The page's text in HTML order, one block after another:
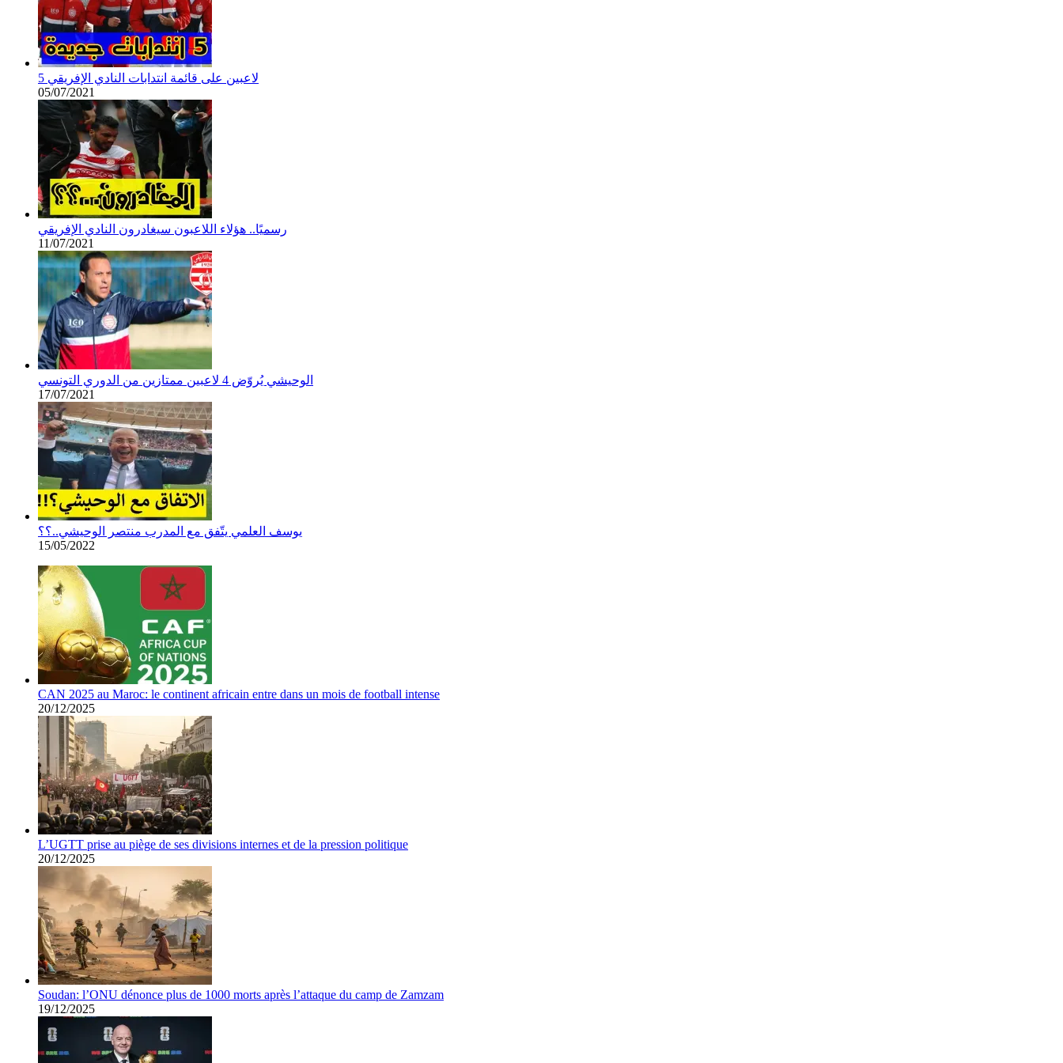
5 لاعبين على قائمة انتدابات النادي الإفريقي
05/07/2021
رسميًا.. هؤلاء اللاعبون سيغادرون النادي الإفريقي
11/07/2021
الوحيشي يُروّض 4 لاعبين ممتازين من الدوري التونسي
17/07/2021
يوسف العلمي يتّفق مع المدرب منتصر الوحيشي..؟؟
15/05/2022
CAN 2025 au Maroc: le continent africain entre dans un mois de football intense
20/12/2025
L’UGTT prise au piège de ses divisions internes et de la pression politique
20/12/2025
Soudan: l’ONU dénonce plus de 1000 morts après l’attaque du camp de Zamzam
19/12/2025